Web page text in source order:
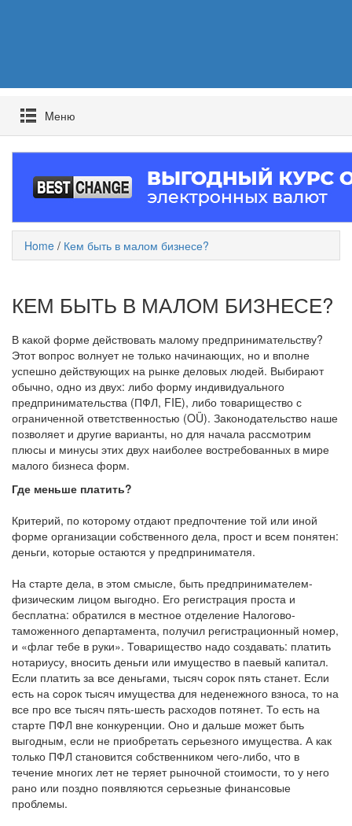
Mеню
Home / Кем быть в малом бизнесе?
КЕМ БЫТЬ В МАЛОМ БИЗНЕСЕ?
В какой форме действовать малому предпринимательству?
Этот вопрос волнует не только начинающих, но и вполне
успешно действующих на рынке деловых людей. Выбирают
обычно, одно из двух: либо форму индивидуального
предпринимательства (ПФЛ, FIE), либо товарищество с
ограниченной ответственностью (OÜ). Законодательство наше
позволяет и другие варианты, но для начала рассмотрим
плюсы и минусы этих двух наиболее востребованных в мире
малого бизнеса форм.
Где меньше платить?
Критерий, по которому отдают предпочтение той или иной
форме организации собственного дела, прост и всем понятен:
деньги, которые остаются у предпринимателя.
На старте дела, в этом смысле, быть предпринимателем-
физическим лицом выгодно. Его регистрация проста и
бесплатна: обратился в местное отделение Налогово-
таможенного департамента, получил регистрационный номер,
и «флаг тебе в руки». Товарищество надо создавать: платить
нотариусу, вносить деньги или имущество в паевый капитал.
Если платить за все деньгами, тысяч сорок пять станет. Если
есть на сорок тысяч имущества для неденежного взноса, то на
все про все тысяч пять-шесть расходов потянет. То есть на
старте ПФЛ вне конкуренции. Оно и дальше может быть
выгодным, если не приобретать серьезного имущества. А как
только ПФЛ становится собственником чего-либо, что в
течение многих лет не теряет рыночной стоимости, то у него
рано или поздно появляются серьезные финансовые
проблемы.